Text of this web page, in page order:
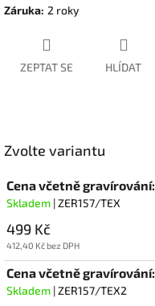
Záruka: 2 roky
ZEPTAT SE HLÍDAT
Zvolte variantu
Cena včetně
Skladem | ZER157/TEX
499 Kč
412,40 Kč bez DPH
Cena včetně
Skladem | ZER157/TEX2